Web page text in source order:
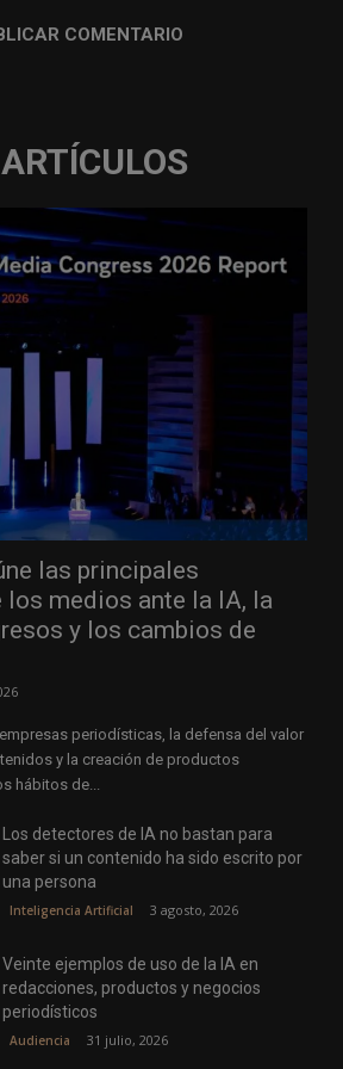
las principales
los medios ante la IA, la
y los cambios de
periodísticas, la defensa del valor
y la creación de productos
hábitos de...
Los detectores de IA no bastan para
saber si un contenido ha sido escrito por
una persona
Inteligencia Artificial 3 agosto, 2026
Veinte ejemplos de uso de la IA en
redacciones, productos y negocios
periodísticos
Audiencia 31 julio, 2026